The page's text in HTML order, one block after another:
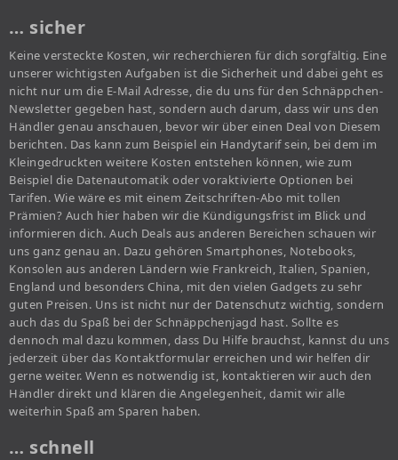
… sicher
Keine versteckte Kosten, wir recherchieren für dich sorgfältig. Eine
unserer wichtigsten Aufgaben ist die Sicherheit und dabei geht es
nicht nur um die E-Mail Adresse, die du uns für den Schnäppchen-
Newsletter gegeben hast, sondern auch darum, dass wir uns den
Händler genau anschauen, bevor wir über einen Deal von Diesem
berichten. Das kann zum Beispiel ein Handytarif sein, bei dem im
Kleingedruckten weitere Kosten entstehen können, wie zum
Beispiel die Datenautomatik oder voraktivierte Optionen bei
Tarifen. Wie wäre es mit einem Zeitschriften-Abo mit tollen
Prämien? Auch hier haben wir die Kündigungsfrist im Blick und
informieren dich. Auch Deals aus anderen Bereichen schauen wir
uns ganz genau an. Dazu gehören Smartphones, Notebooks,
Konsolen aus anderen Ländern wie Frankreich, Italien, Spanien,
England und besonders China, mit den vielen Gadgets zu sehr
guten Preisen. Uns ist nicht nur der Datenschutz wichtig, sondern
auch das du Spaß bei der Schnäppchenjagd hast. Sollte es
dennoch mal dazu kommen, dass Du Hilfe brauchst, kannst du uns
jederzeit über das Kontaktformular erreichen und wir helfen dir
gerne weiter. Wenn es notwendig ist, kontaktieren wir auch den
Händler direkt und klären die Angelegenheit, damit wir alle
weiterhin Spaß am Sparen haben.
… schnell